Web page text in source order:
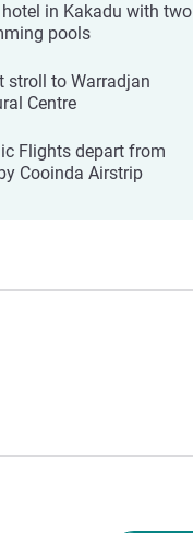
hotel in Kakadu with two
pools
stroll to Warradjan
Centre
Flights depart from
Cooinda Airstrip